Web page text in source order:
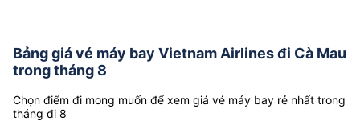
Bảng giá vé máy bay Vietnam Airlines đi Cà Mau
trong tháng 8
Chọn điểm đi mong muốn để xem giá vé máy bay rẻ nhất trong
tháng đi 8